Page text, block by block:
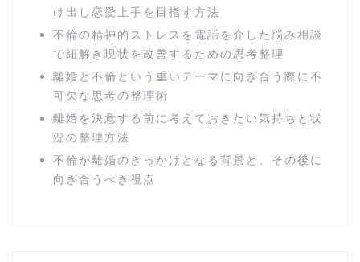
け出し恋愛上手を目指す方法
不倫の精神的ストレスを電話を介した悩み相談
で紐解き現状を改善するための思考整理
離婚と不倫という重いテーマに向き合う際に不
可欠な思考の整理術
離婚を決意する前に考えておきたい気持ちと状
況の整理方法
不倫が離婚のきっかけとなる背景と、その後に
向き合うべき視点